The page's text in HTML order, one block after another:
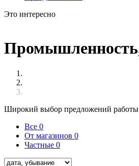
Это интересно
Промышленность,
Широкий выбор предложений работы
Все 0
От магазинов 0
Частные 0